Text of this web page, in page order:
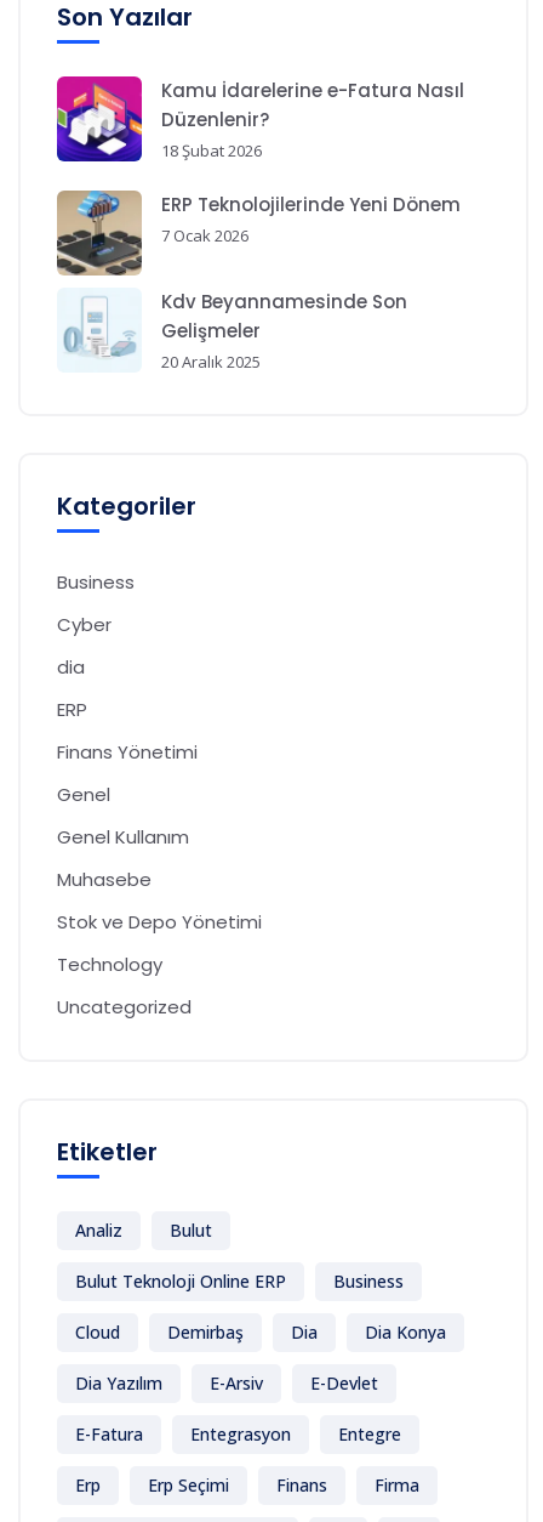
Son Yazılar
Kamu İdarelerine e-Fatura Nasıl
Düzenlenir?
18 Şubat 2026
ERP Teknolojilerinde Yeni Dönem
7 Ocak 2026
Kdv Beyannamesinde Son
Gelişmeler
20 Aralık 2025
Kategoriler
Business
Cyber
dia
ERP
Finans Yönetimi
Genel
Genel Kullanım
Muhasebe
Stok ve Depo Yönetimi
Technology
Uncategorized
Etiketler
Analiz Bulut
Bulut Teknoloji Online ERP Business
Cloud Demirbaş Dia Dia Konya
Dia Yazılım E-Arsiv E-Devlet
E-Fatura Entegrasyon Entegre
Erp Erp Seçimi Finans Firma